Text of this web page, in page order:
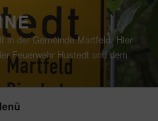
in der Gemeinde Martfeld. Hier
Feuerwehr Hustedt und dem